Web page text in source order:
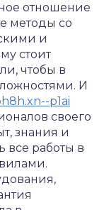
отношение
методы со
и
стоит
чтобы в
И
p1ai
своего
знания и
все работы в